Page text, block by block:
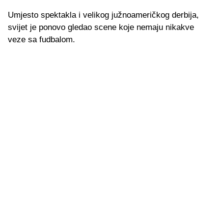
Umjesto spektakla i velikog južnoameričkog derbija,
svijet je ponovo gledao scene koje nemaju nikakve
veze sa fudbalom.